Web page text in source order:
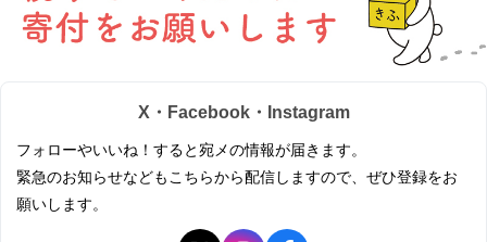
X・Facebook・Instagram
フォローやいいね！すると宛メの情報が届きます。
緊急のお知らせなどもこちらから配信しますので、ぜひ登録をお
願いします。